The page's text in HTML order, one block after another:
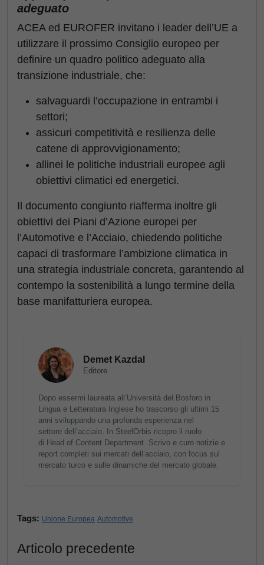
adeguato
ACEA ed EUROFER invitano i leader dell’UE a
utilizzare il prossimo Consiglio europeo per
definire un quadro politico adeguato alla
transizione industriale, che:
salvaguardi l’occupazione in entrambi i
settori;
assicuri competitività e resilienza delle
catene di approvvigionamento;
allinei le politiche industriali europee agli
obiettivi climatici ed energetici.
Il documento congiunto riafferma inoltre gli
obiettivi dei Piani d’Azione europei per
l’Automotive e l’Acciaio, chiedendo politiche
capaci di trasformare l’ambizione climatica in
una strategia industriale concreta, garantendo al
contempo la sostenibilità a lungo termine della
base manifatturiera europea.
Demet Kazdal
Editore
Dopo essermi laureata all’Università del Bosforo in
Lingua e Letteratura Inglese ho trascorso gli ultimi 15
anni sviluppando una profonda esperienza nel
settore dell’acciaio. In SteelOrbis ricopro il ruolo
di Head of Content Department. Scrivo e curo notizie e
report completi sui mercati dell’acciaio, con focus sul
mercato turco e sulle dinamiche del mercato globale.
Tags: Unione Europea Automotive
Articolo precedente